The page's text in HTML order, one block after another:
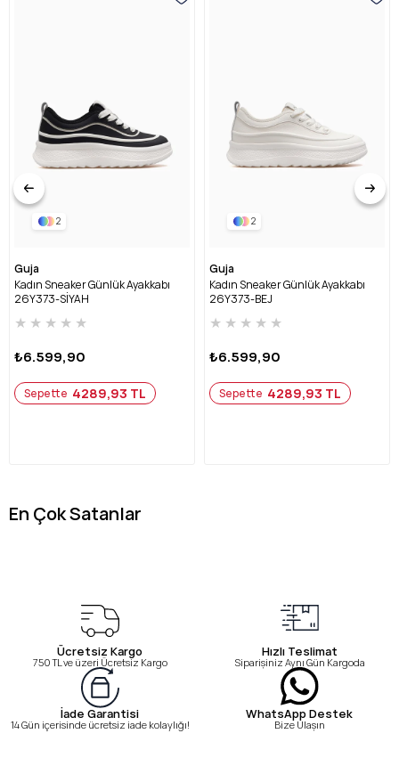
2
Guja
Kadın Sneaker Günlük Ayakkabı
26Y373-SİYAH
★ ★ ★ ★ ★
₺6.599,90
Sepette 4289,93 TL
2
Guja
Kadın Sneaker Günlük Ayakkabı
26Y373-BEJ
★ ★ ★ ★ ★
₺6.599,90
Sepette 4289,93 TL
En Çok Satanlar
Ücretsiz Kargo
750 TL ve üzeri Ücretsiz Kargo
Hızlı Teslimat
Siparişiniz Aynı Gün Kargoda
İade Garantisi
14 Gün içerisinde ücretsiz iade kolaylığı!
WhatsApp Destek
Bize Ulaşın